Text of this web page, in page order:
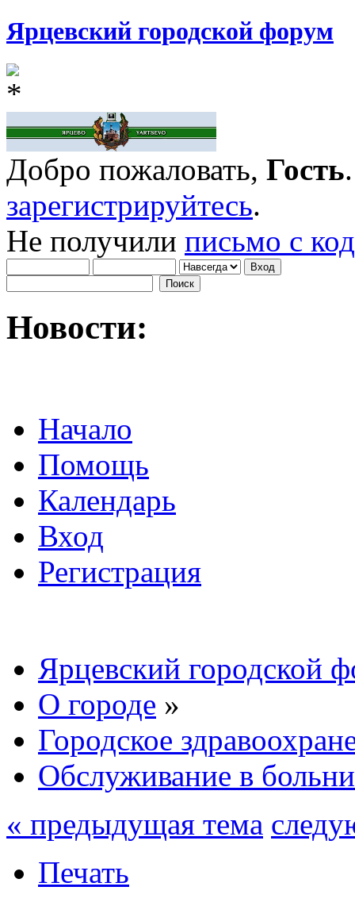
Ярцевский городской форум
Добро пожаловать, Гость
зарегистрируйтесь.
Не получили письмо с
Новости:
Начало
Помощь
Календарь
Вход
Регистрация
Ярцевский городской
О городе »
Городское
Обслуживание в
« предыдущая тема
Печать